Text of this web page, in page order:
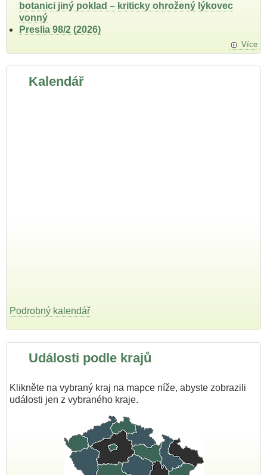
botanici jiný poklad – kriticky ohrožený lýkovec
vonný
Preslia 98/2 (2026)
Více
Kalendář
Podrobný kalendář
Události podle krajů
Klikněte na vybraný kraj na mapce níže, abyste zobrazili
události jen z vybraného kraje.